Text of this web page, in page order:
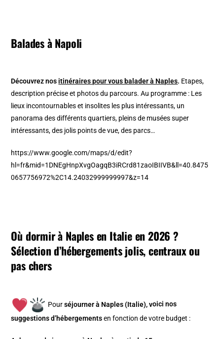
Balades à Napoli
Découvrez nos itinéraires pour vous balader à Naples. Etapes,
description précise et photos du parcours. Au programme : Les
lieux incontournables et insolites les plus intéressants, un
panorama des différents quartiers, pleins de musées super
intéressants, des jolis points de vue, des parcs…
https://www.google.com/maps/d/edit?
hl=fr&mid=1DNEgHnpXvgOagqB3iRCrd81zaoIBIIVB&ll=40.8475
0657756972%2C14.24032999999997&z=14
Où dormir à Naples en Italie en 2026 ?
Sélection d’hébergements jolis, centraux ou
pas chers
Pourséjourner à Naples (Italie), voici nos
suggestions d’hébergements en fonction de votre budget :